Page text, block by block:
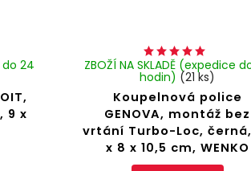
9 x
do 24
Koupelnová police
GENOVA, montáž bez
vrtání Turbo-Loc,
x 8 x 10,5 cm, WENKO
ZBOŽÍ NA SKLADĚ (expedice
hodin) (21 ks)